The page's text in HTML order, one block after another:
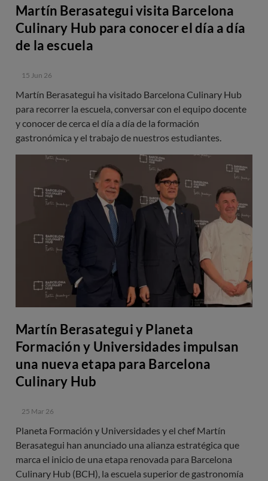
Martín Berasategui visita Barcelona
Culinary Hub para conocer el día a día
de la escuela
15 Jun 26
Martín Berasategui ha visitado Barcelona Culinary Hub
para recorrer la escuela, conversar con el equipo docente
y conocer de cerca el día a día de la formación
gastronómica y el trabajo de nuestros estudiantes.
Martín Berasategui y Planeta
Formación y Universidades impulsan
una nueva etapa para Barcelona
Culinary Hub
25 Mar 26
Planeta Formación y Universidades y el chef Martín
Berasategui han anunciado una alianza estratégica que
marca el inicio de una etapa renovada para Barcelona
Culinary Hub (BCH), la escuela superior de gastronomía